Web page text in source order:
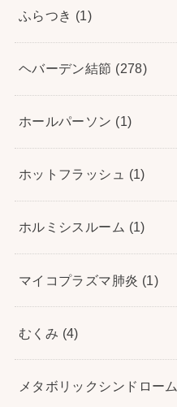
ふらつき (1)
ヘバーデン結節 (278)
ホールパーソン (1)
ホットフラッシュ (1)
ホルミシスルーム (1)
マイコプラズマ肺炎 (1)
むくみ (4)
メタボリックシンドローム